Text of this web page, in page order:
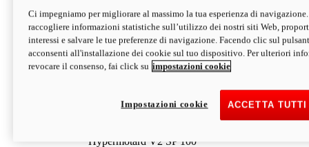
Hypermotard V2 SP
120,4 CVPotenza
94 NmCoppia
177 kgPeso in ordine di marcia
senza carburante
Depotenziata 35 kW: 18.890 € i
configura scopri di più
Hypermotard V2 SP 100
Ci impegniamo per migliorare al massimo la tua esperienza di
raccogliere informazioni statistiche sull’utilizzo dei nostri siti Web,
interessi e salvare le tue preferenze di navigazione. Facendo clic sul
acconsenti all'installazione dei cookie sul tuo dispositivo. Per ulteriori
revocare il consenso, fai click su impostazioni cookie
ACCETTA
Impostazioni cookie